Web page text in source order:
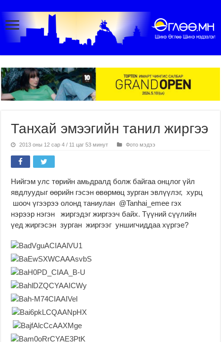
Танхай эмээгийн танил жиргээ
2013 оны 12 сар 4 / 11 цаг 53 минут Фото мэдээ
Нийгэм улс төрийн амьдралд болж байгаа онцлог үйл
явдлуудыг өөрийн гэсэн өвөрмөц зурган эвлүүлэг, хурц
шооч үгээрээ олонд таниулан @Tanhai_emee гэх
нэрээр нэгэн жиргэдэг жиргээч байх. Түүний сүүлийн
үед жиргэсэн зурган жиргээг уншигчиддаа хүргэе?